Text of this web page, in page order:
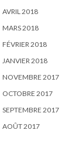
AVRIL 2018
MARS 2018
FÉVRIER 2018
JANVIER 2018
NOVEMBRE 2017
OCTOBRE 2017
SEPTEMBRE 2017
AOÛT 2017